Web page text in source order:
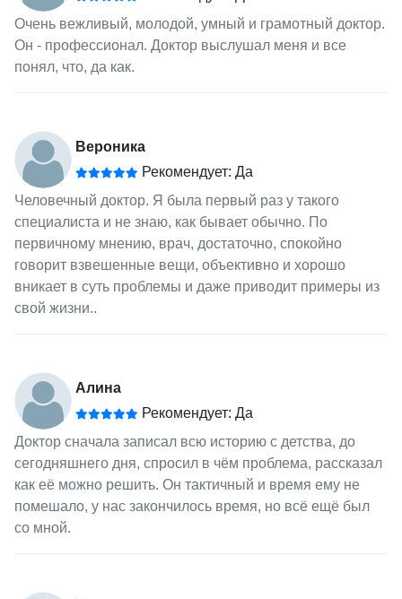
Очень вежливый, молодой, умный и грамотный доктор.
Он - профессионал. Доктор выслушал меня и все
понял, что, да как.
Вероника
Рекомендует: Да
Человечный доктор. Я была первый раз у такого
специалиста и не знаю, как бывает обычно. По
первичному мнению, врач, достаточно, спокойно
говорит взвешенные вещи, объективно и хорошо
вникает в суть проблемы и даже приводит примеры из
свой жизни..
Алина
Рекомендует: Да
Доктор сначала записал всю историю с детства, до
сегодняшнего дня, спросил в чём проблема, рассказал
как её можно решить. Он тактичный и время ему не
помешало, у нас закончилось время, но всё ещё был
со мной.